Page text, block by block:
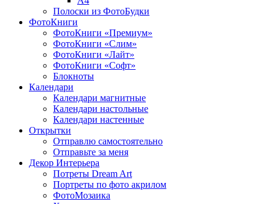
Полоски из ФотоБудки
ФотоКниги
ФотоКниги «Премиум»
ФотоКниги «Слим»
ФотоКниги «Лайт»
ФотоКниги «Софт»
Блокноты
Календари
Календари магнитные
Календари настольные
Календари настенные
Открытки
Отправлю самостоятельно
Отправьте за меня
Декор Интерьера
Потреты Dream Art
Портреты по фото акрилом
ФотоМозаика